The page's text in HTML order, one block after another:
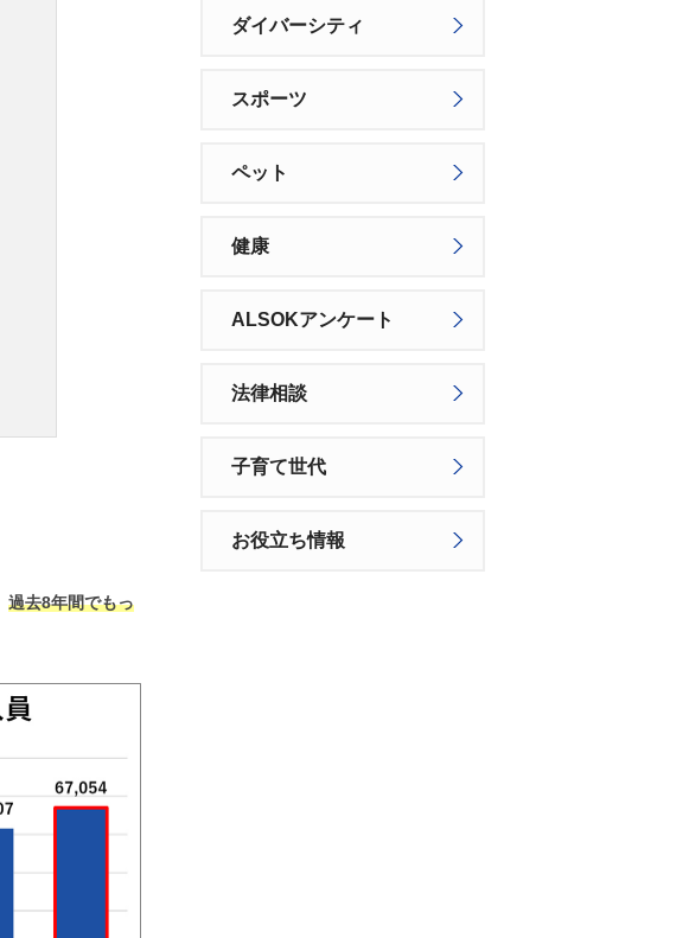
過去8年間でもっ
ダイバーシティ
スポーツ
ペット
健康
ALSOKアンケート
法律相談
子育て世代
お役立ち情報